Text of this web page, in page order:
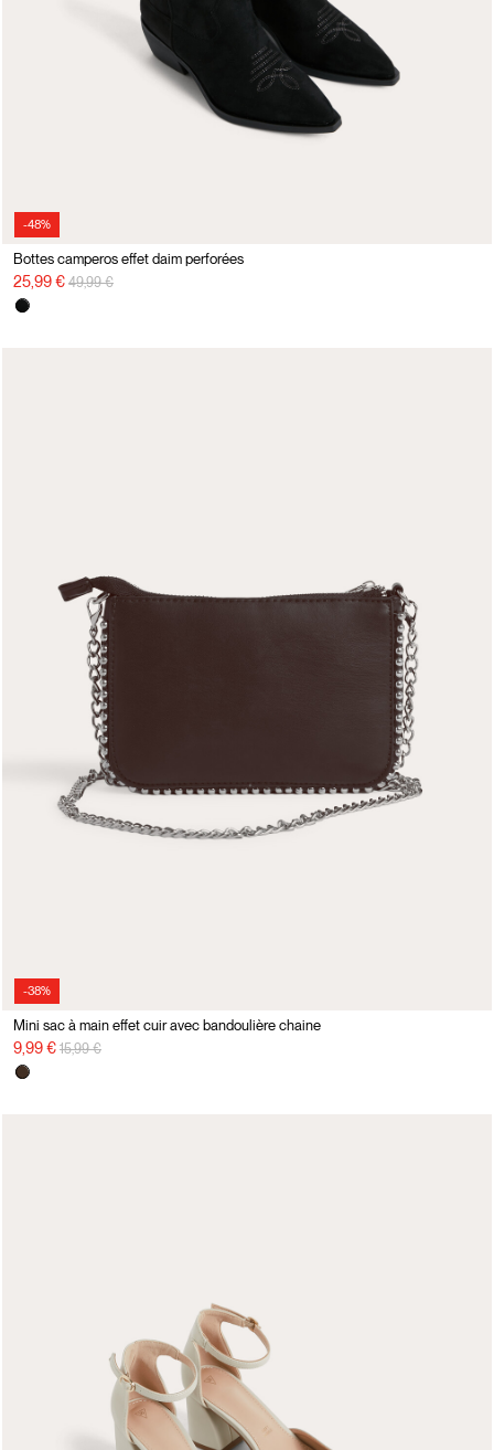
-48%
Bottes camperos effet daim perforées
25,99 € Prix réduit de
49,99 €à
-38%
Mini sac à main effet cuir avec bandoulière chaine
9,99 € Prix réduit de
15,99 €